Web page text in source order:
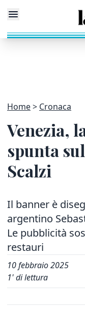
Home Cronaca
Venezia,
spunta
Scalzi
Il banner è
argentino
Le pubblicità
restauri
10 febbraio 2025
1' di lettura